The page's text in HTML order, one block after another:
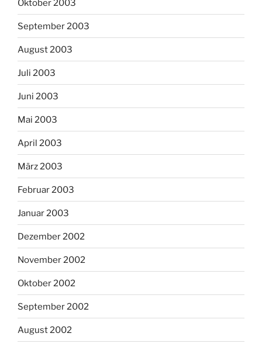
Oktober 2003
September 2003
August 2003
Juli 2003
Juni 2003
Mai 2003
April 2003
März 2003
Februar 2003
Januar 2003
Dezember 2002
November 2002
Oktober 2002
September 2002
August 2002